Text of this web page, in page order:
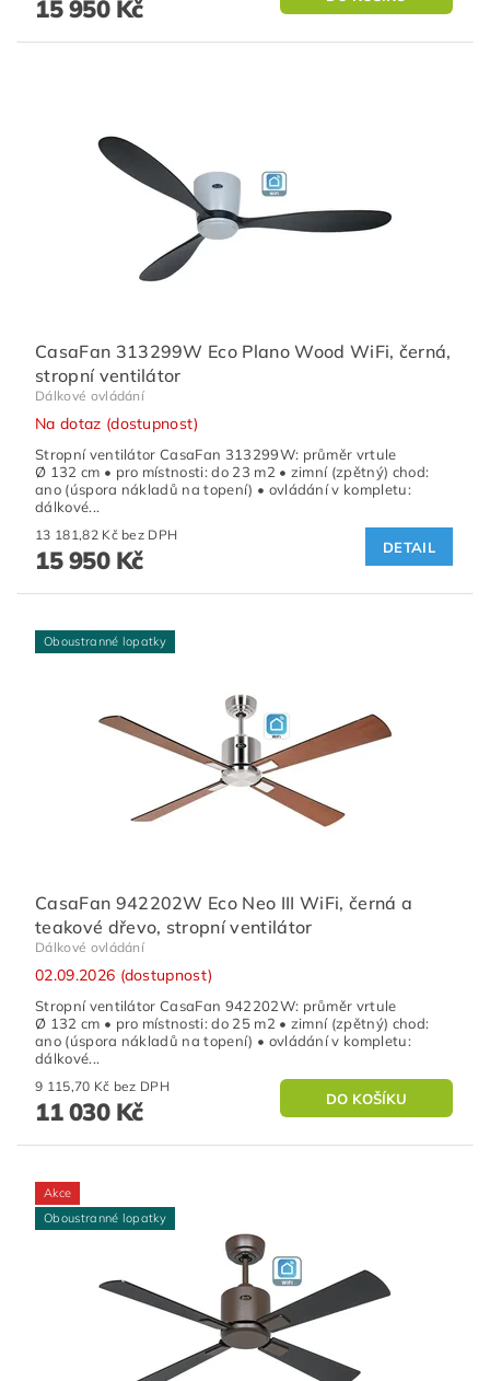
15 950 Kč
CasaFan 313299W Eco Plano Wood WiFi, černá,
stropní ventilátor
Dálkové ovládání
Na dotaz (dostupnost)
Stropní ventilátor CasaFan 313299W: průměr vrtule
Ø 132 cm • pro místnosti: do 23 m2 • zimní (zpětný) chod:
ano (úspora nákladů na topení) • ovládání v kompletu:
dálkové...
13 181,82 Kč bez DPH
15 950 Kč DETAIL
Oboustranné lopatky
CasaFan 942202W Eco Neo III WiFi, černá a
teakové dřevo, stropní ventilátor
Dálkové ovládání
02.09.2026 (dostupnost)
Stropní ventilátor CasaFan 942202W: průměr vrtule
Ø 132 cm • pro místnosti: do 25 m2 • zimní (zpětný) chod:
ano (úspora nákladů na topení) • ovládání v kompletu:
dálkové...
9 115,70 Kč bez DPH
11 030 Kč
Akce
Oboustranné lopatky